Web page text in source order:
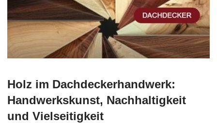
Holz im Dachdeckerhandwerk:
Handwerkskunst, Nachhaltigkeit
und Vielseitigkeit